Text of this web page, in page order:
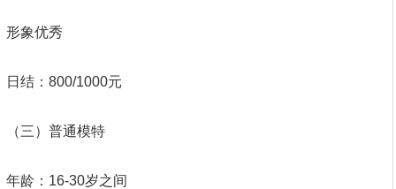
形象优秀
日结：800/1000元
（三）普通模特
年龄：16-30岁之间